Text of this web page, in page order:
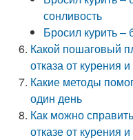
сонливость
Бросил курить –
Какой пошаговый
отказа от курения
Какие методы
один день
Как можно
отказе от курения